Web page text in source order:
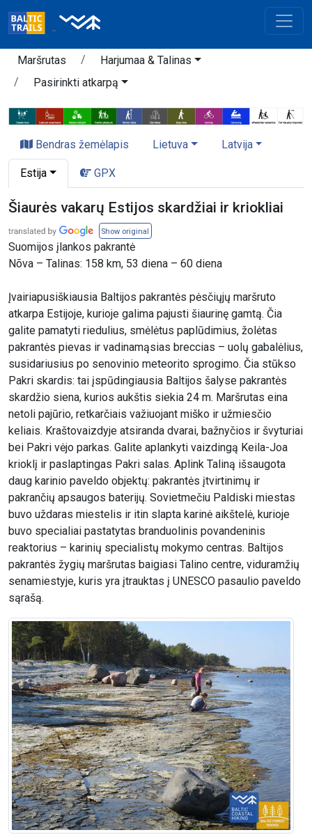
Maršrutas
Harjumaa & Talinas
Pasirinkti atkarpą
Bendras žemėlapis Lietuva Latvija
Estija GPX
Šiaurės vakarų Estijos skardžiai ir kriokliai
Show original
Suomijos įlankos pakrantė
Nõva – Talinas: 158 km, 53 diena – 60 diena
Įvairiapusiškiausia Baltijos pakrantės pėsčiųjų maršruto
atkarpa Estijoje, kurioje galima pajusti šiaurinę gamtą. Čia
galite pamatyti riedulius, smėlėtus paplūdimius, žolėtas
pakrantės pievas ir vadinamąsias breccias – uolų gabalėlius,
susidariusius po senovinio meteorito sprogimo. Čia stūkso
Pakri skardis: tai įspūdingiausia Baltijos šalyse pakrantės
skardžio siena, kurios aukštis siekia 24 m. Maršrutas eina
netoli pajūrio, retkarčiais važiuojant miško ir užmiesčio
keliais. Kraštovaizdyje atsiranda dvarai, bažnyčios ir švyturiai
bei Pakri vėjo parkas. Galite aplankyti vaizdingą Keila-Joa
krioklį ir paslaptingas Pakri salas. Aplink Taliną išsaugota
daug karinio paveldo objektų: pakrantės įtvirtinimų ir
pakrančių apsaugos baterijų. Sovietmečiu Paldiski miestas
buvo uždaras miestelis ir itin slapta karinė aikštelė, kurioje
buvo specialiai pastatytas branduolinis povandeninis
reaktorius – karinių specialistų mokymo centras. Baltijos
pakrantės žygių maršrutas baigiasi Talino centre, viduramžių
senamiestyje, kuris yra įtrauktas į UNESCO pasaulio paveldo
sąrašą.